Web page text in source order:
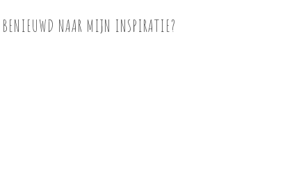
BENIEUWD NAAR MIJN INSPIRATIE?